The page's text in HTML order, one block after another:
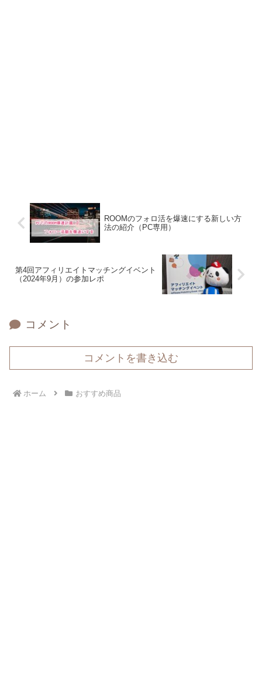
ROOMのフォロ活を爆速にする新しい方
法の紹介（PC専用）
第4回アフィリエイトマッチングイベント
（2024年9月）の参加レポ
コメント
コメントを書き込む
ホーム おすすめ商品